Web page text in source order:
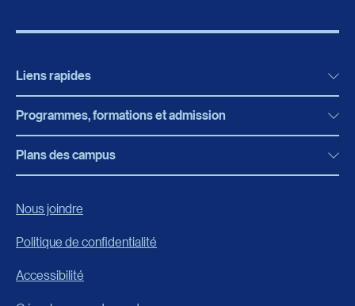
Liens rapides
Actualités
Bibliothèque
Boutique en ligne
Carrières
Événements
Programmes, formations et admission
Programmes, formations et admission
Plans des campus
Nous joindre
Politique de confidentialité
Accessibilité